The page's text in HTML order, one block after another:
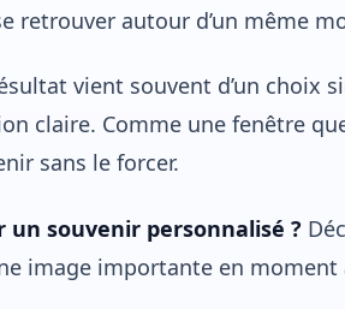
retrouver autour d’un même
vient souvent d’un choix
claire. Comme une fenêtre
sans le forcer.
un souvenir personnalisé ?
image importante en moment